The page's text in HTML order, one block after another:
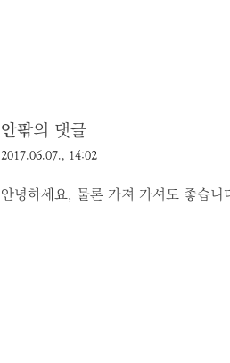
안팎의 댓글
2017.06.07., 14:02
안녕하세요, 물론 가져 가셔도 좋습니